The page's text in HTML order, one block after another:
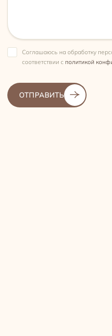
Соглашаюсь на обработку
соответствии с политикой
ОТПРАВИТЬ